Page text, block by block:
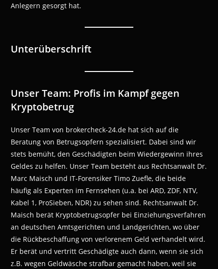
Anlegern gesorgt hat.
Unterüberschrift
Unser Team: Profis im Kampf gegen
Kryptobetrug
Unser Team von brokercheck-24.de hat sich auf die
Beratung von Betrugsopfern spezialisiert. Dabei sind wir
stets bemüht, den Geschädigten beim Wiedergewinn ihres
Geldes zu helfen. Unser Team besteht aus Rechtsanwalt Dr.
Marc Maisch und IT-Forensiker Timo Zuefle, die beide
häufig als Experten im Fernsehen (u.a. bei ARD, ZDF, NTV,
Kabel 1, ProSieben, NDR) zu sehen sind. Rechtsanwalt Dr.
Maisch berät Kryptobetrugsopfer bei Einziehungsverfahren
an deutschen Amtsgerichten und Landgerichten, wo über
die Rückbeschaffung von verlorenem Geld verhandelt wird.
Er berät und vertritt Geschädigte auch dann, wenn sie sich
z.B. wegen Geldwäsche strafbar gemacht haben, weil sie